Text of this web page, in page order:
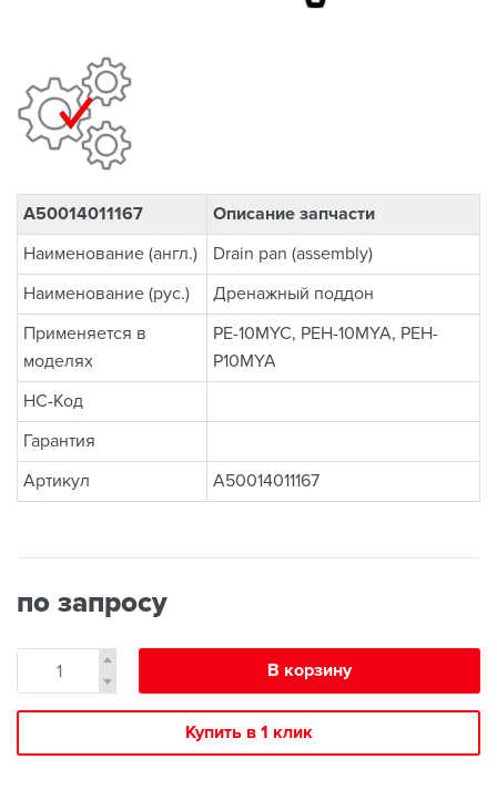
A50014011167
Описание запчасти
Наименование (англ.)
Drain pan (assembly)
Наименование (рус.)
Дренажный поддон
Применяется в
моделях
PE-10MYC, PEH-10MYA, PEH-
P10MYA
НС-Код
Гарантия
Артикул
A50014011167
по запросу
В корзину
Купить в 1 клик